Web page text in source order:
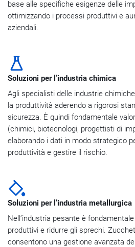
base alle specifiche esigenze delle
ottimizzando i processi produttivi e
aziendali.
Soluzioni per l’industria chimica
Agli specialisti delle industrie
la produttività aderendo a rigorosi
sicurezza. È quindi fondamentale
(chimici, biotecnologi, progettisti di
elaborando i dati in modo strategico
produttività e gestire il rischio.
Soluzioni per l’industria metallurgica
Nell’industria pesante è
produttivi e ridurre gli sprechi.
consentono una gestione avanzata